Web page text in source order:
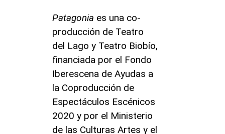
Patagonia es una co-
producción de Teatro
del Lago y Teatro Biobío,
financiada por el Fondo
Iberescena de Ayudas a
la Coproducción de
Espectáculos Escénicos
2020 y por el Ministerio
de las Culturas Artes y el